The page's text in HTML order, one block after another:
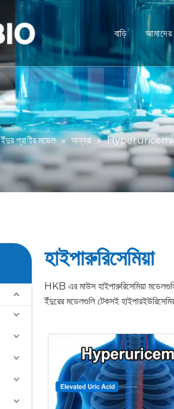
বাড়ি আমাদের
ইঁদুর প্রাণীর মডেল » অন্যরা »
হাইপারুরিসেমিয়া
HKB এর মাউস হাইপারুরিসেমিয়া
ইঁদুরের মডেলগুলি টেকসই